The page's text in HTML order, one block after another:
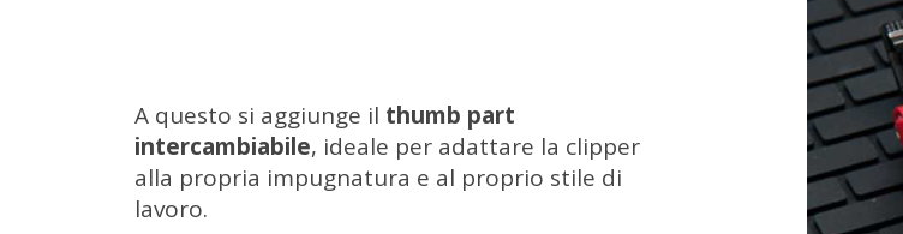
A questo si aggiunge il thumb part
intercambiabile, ideale per adattare la clipper
alla propria impugnatura e al proprio stile di
lavoro.